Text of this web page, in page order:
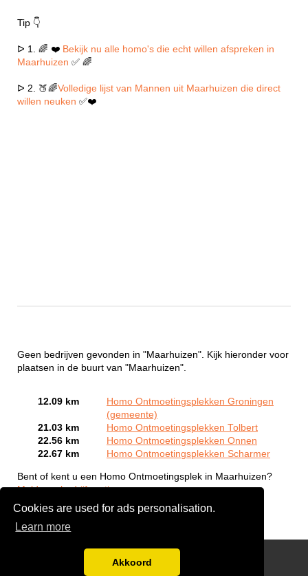
Cookies are used for ads personalisation.
Learn more
Akkoord
Tip 👇
ᐅ 1. 🌈 ❤️ Bekijk nu alle homo's die echt willen afspreken in
Maarhuizen ✅ 🌈
ᐅ 2. 🍑🌈Volledige lijst van Mannen uit Maarhuizen die direct
willen neuken ✅❤️
Geen bedrijven gevonden in "Maarhuizen". Kijk hieronder voor
plaatsen in de buurt van "Maarhuizen".
12.09 km
Homo Ontmoetingsplekken Groningen
(gemeente)
21.03 km
Homo Ontmoetingsplekken Tolbert
22.56 km
Homo Ontmoetingsplekken Onnen
22.67 km
Homo Ontmoetingsplekken Scharmer
Bent of kent u een Homo Ontmoetingsplek in Maarhuizen?
Meld een bedrijf gratis aan